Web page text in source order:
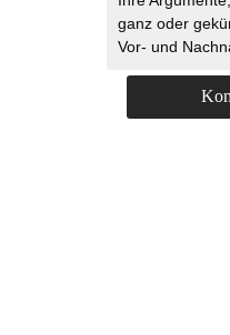
ganz oder
Vor- und